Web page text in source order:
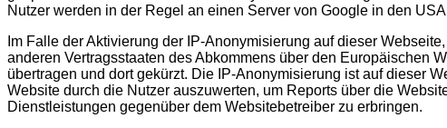
Nutzer werden in der Regel an einen Server von Google in den
Im Falle der Aktivierung der IP-Anonymisierung auf dieser
anderen Vertragsstaaten des Abkommens über den Europäischen
übertragen und dort gekürzt. Die IP-Anonymisierung ist auf dieser
Website durch die Nutzer auszuwerten, um Reports über die
Dienstleistungen gegenüber dem Websitebetreiber zu erbringen.